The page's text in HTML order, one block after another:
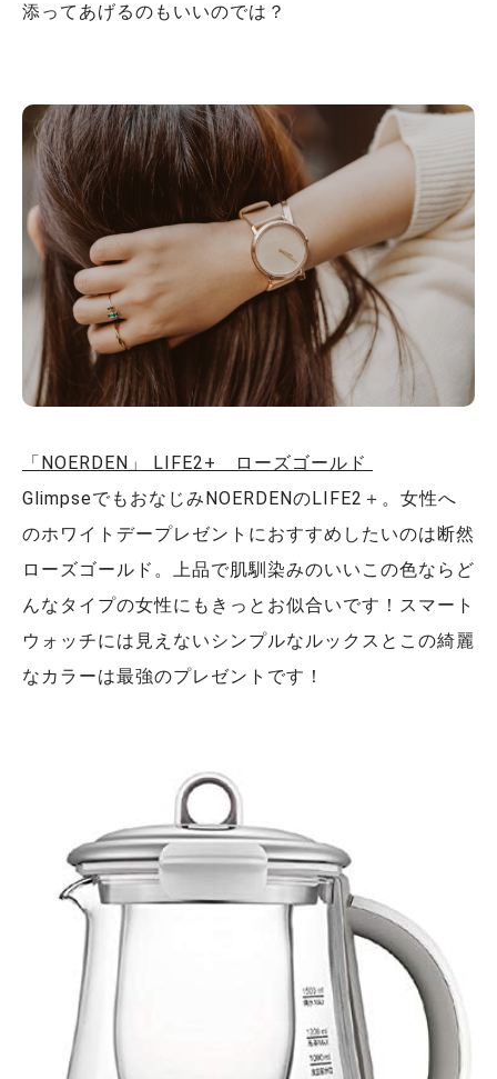
添ってあげるのもいいのでは？
「NOERDEN」 LIFE2+ ローズゴールド
GlimpseでもおなじみNOERDENのLIFE2＋。女性へ
のホワイトデープレゼントにおすすめしたいのは断然
ローズゴールド。上品で肌馴染みのいいこの色ならど
んなタイプの女性にもきっとお似合いです！スマート
ウォッチには見えないシンプルなルックスとこの綺麗
なカラーは最強のプレゼントです！